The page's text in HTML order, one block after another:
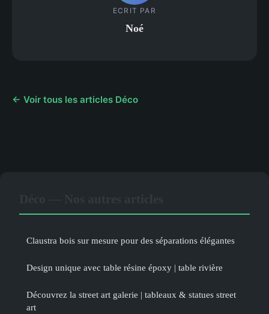
ECRIT PAR
Noé
← Voir tous les articles Déco
Claustra bois sur mesure pour des séparations élégantes
Design unique avec table résine époxy | table rivière
Découvrez la street art galerie | tableaux & statues street
art